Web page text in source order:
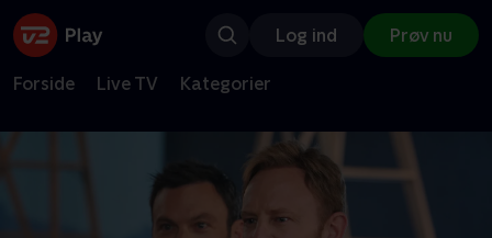
Log ind Prøv nu
Forside Live TV Kategorier